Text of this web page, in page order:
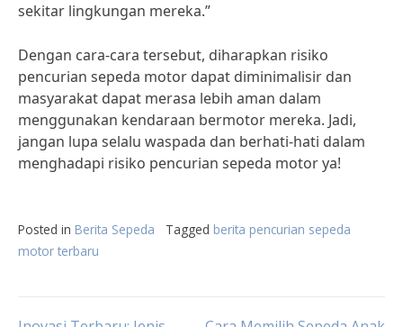
sekitar lingkungan mereka.”
Dengan cara-cara tersebut, diharapkan risiko
pencurian sepeda motor dapat diminimalisir dan
masyarakat dapat merasa lebih aman dalam
menggunakan kendaraan bermotor mereka. Jadi,
jangan lupa selalu waspada dan berhati-hati dalam
menghadapi risiko pencurian sepeda motor ya!
Posted in Berita Sepeda Tagged berita pencurian sepeda
motor terbaru